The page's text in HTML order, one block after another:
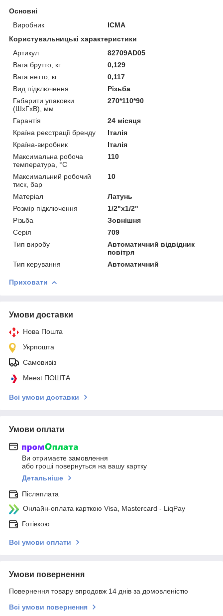
Основні
Виробник
ICMA
Користувальницькі характеристики
Артикул
82709AD05
Вага брутто, кг
0,129
Вага нетто, кг
0,117
Вид підключення
Різьба
Габарити упаковки
(ШхГхВ), мм
270*110*90
Гарантія
24 місяця
Країна реєстрації бренду
Італія
Країна-виробник
Італія
Максимальна робоча
температура, °С
110
Максимальний робочий
тиск, бар
10
Матеріал
Латунь
Розмір підключення
1/2"x1/2"
Різьба
Зовнішня
Серія
709
Тип виробу
Автоматичний відвідник
повітря
Тип керування
Автоматичний
Приховати
Умови доставки
Нова Пошта
Укрпошта
Самовивіз
Meest ПОШТА
Всі умови доставки
Умови оплати
Ви отримаєте замовлення
або гроші повернуться на вашу картку
Детальніше
Післяплата
Онлайн-оплата карткою Visa, Mastercard - LiqPay
Готівкою
Всі умови оплати
Умови повернення
Повернення товару впродовж 14 днів за домовленістю
Всі умови повернення